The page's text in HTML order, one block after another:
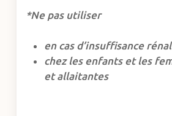
*Ne pas utiliser
en cas d’insuffisance
chez les enfants et les
et allaitantes